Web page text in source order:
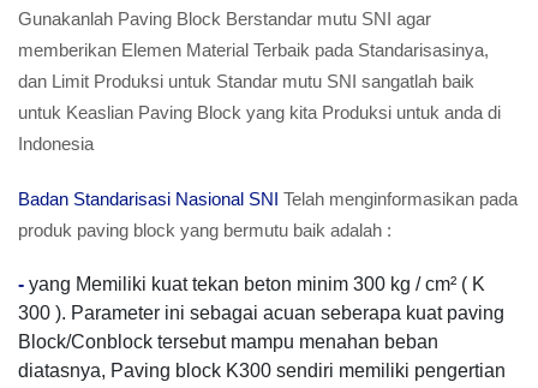
Gunakanlah Paving Block Berstandar mutu SNI agar
memberikan Elemen Material Terbaik pada Standarisasinya,
dan Limit Produksi untuk Standar mutu SNI sangatlah baik
untuk Keaslian Paving Block yang kita Produksi untuk anda di
Indonesia
Badan Standarisasi Nasional SNI Telah menginformasikan pada
produk paving block yang bermutu baik adalah :
- yang Memiliki kuat tekan beton minim 300 kg / cm² ( K
300 ). Parameter ini sebagai acuan seberapa kuat paving
Block/Conblock tersebut mampu menahan beban
diatasnya, Paving block K300 sendiri memiliki pengertian